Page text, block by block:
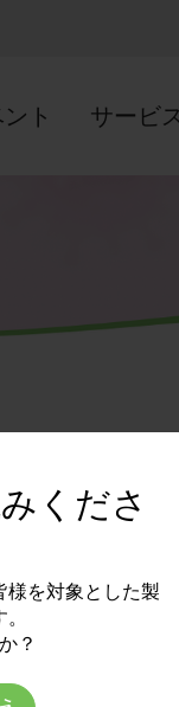
くださ
様を対象とした製
？
ト サービ
イト利用規約